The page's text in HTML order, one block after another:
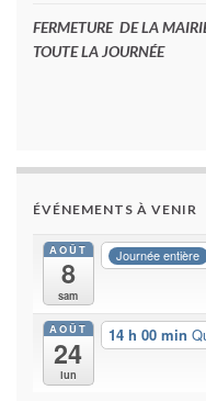
FERMETURE DE LA
TOUTE LA JOURNÉE
ÉVÉNEMENTS À VENIR
AOÛT
8
sam
Journée entière
AOÛT
24
lun
14 h 00 min